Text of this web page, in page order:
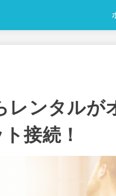
ンタルが
接続！